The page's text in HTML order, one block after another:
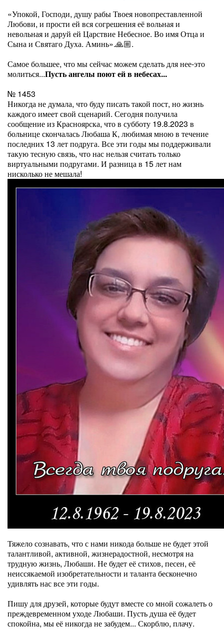
«Упокой, Господи, душу рабы Твоея новопреставленной
Любови, и прости ей вся согрешения её вольная и
невольная и даруй ей Царствие Небесное. Во имя Отца и
Сына и Святаго Духа. Аминь».🙏🏼.
Самое большее, что мы сейчас можем сделать для нее-это
молиться...Пусть ангелы поют ей в небесах...
№ 1453
Никогда не думала, что буду писать такой пост, но жизнь
каждого имеет свой сценарий. Сегодня получила
сообщение из Красноярска, что в субботу 19.8.2023 в
больнице скончалась Любаша К, любимая мною в течение
последних 13 лет подруга. Все эти годы мы поддерживали
такую тесную связь, что нас нельзя считать только
виртуальными подругами. И разница в 15 лет нам
нисколько не мешала!
Тяжело сознавать, что с нами никода больше не будет этой
талантливой, активной, жизнерадостной, несмотря на
трудную жизнь, Любаши. Не будет её стихов, песен, её
неиссякаемой изобретательности и таланта бесконечно
удивлять нас все эти годы.
Пишу для друзей, которые будут вместе со мной сожалеть о
преждевременном уходе Любаши. Пусть душа её будет
спокойна, мы её никогда не забудем... Скорблю, плачу.